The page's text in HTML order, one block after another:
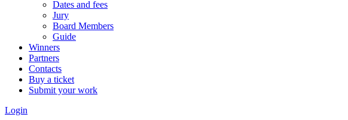
Dates and fees
Jury
Board Members
Guide
Winners
Partners
Contacts
Buy a ticket
Submit your work
Login